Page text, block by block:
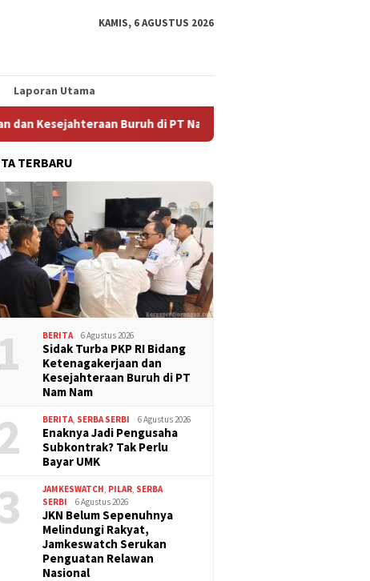
KAMIS, 6 AGUSTUS 2026
Laporan Utama
Buruh di PT Nam Nam
TERBARU
1 BERITA 6 Agustus 2026
Sidak Turba PKP RI Bidang
Ketenagakerjaan dan
Kesejahteraan Buruh di PT
Nam Nam
BERITA SERBA SERBI 6 Agustus 2026
Enaknya Jadi Pengusaha
Subkontrak? Tak Perlu
Bayar UMK
JAMKESWATCH PILAR SERBA
SERBI
6 Agustus 2026
JKN Belum Sepenuhnya
Melindungi Rakyat,
Jamkeswatch Serukan
Penguatan Relawan
Nasional